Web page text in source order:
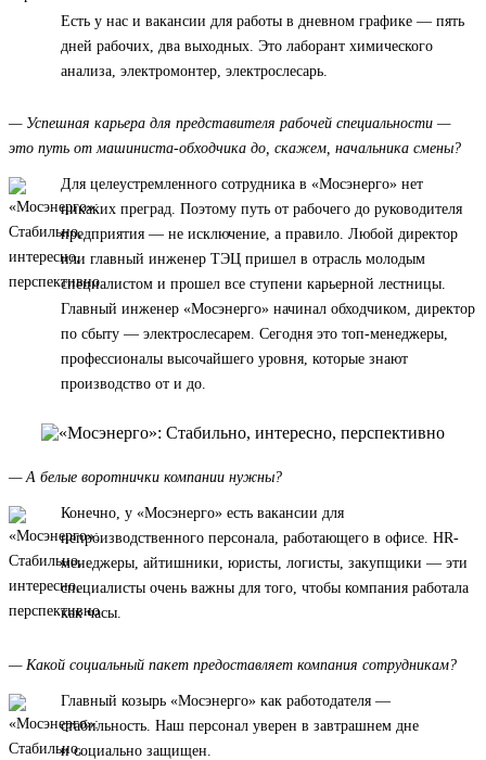
Есть у нас и вакансии для работы в дневном графике — пять
дней рабочих, два выходных. Это лаборант химического
анализа, электромонтер, электрослесарь.
— Успешная карьера для представителя рабочей специальности —
это путь от машиниста-обходчика до, скажем, начальника смены?
Для целеустремленного сотрудника в «Мосэнерго» нет
никаких преград. Поэтому путь от рабочего до руководителя
предприятия — не исключение, а правило. Любой директор
или главный инженер ТЭЦ пришел в отрасль молодым
специалистом и прошел все ступени карьерной лестницы.
Главный инженер «Мосэнерго» начинал обходчиком, директор
по сбыту — электрослесарем. Сегодня это топ-менеджеры,
профессионалы высочайшего уровня, которые знают
производство от и до.
— А белые воротнички компании нужны?
Конечно, у «Мосэнерго» есть вакансии для
непроизводственного персонала, работающего в офисе. HR-
менеджеры, айтишники, юристы, логисты, закупщики — эти
специалисты очень важны для того, чтобы компания работала
как часы.
— Какой социальный пакет предоставляет компания сотрудникам?
Главный козырь «Мосэнерго» как работодателя —
стабильность. Наш персонал уверен в завтрашнем дне
и социально защищен.